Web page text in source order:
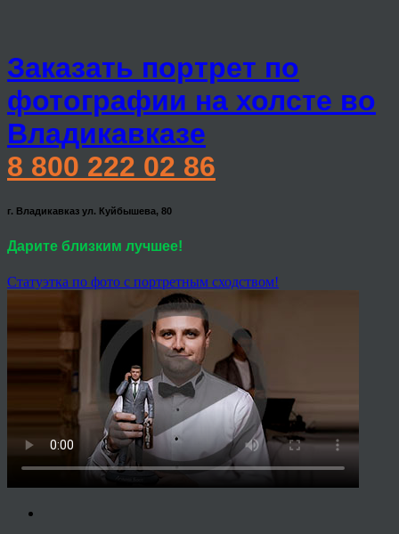
Заказать портрет по
фотографии на холсте во
Владикавказе
8 800 222 02 86
г. Владикавказ ул. Куйбышева, 80
Дарите близким лучшее!
Статуэтка по фото с портретным сходством!